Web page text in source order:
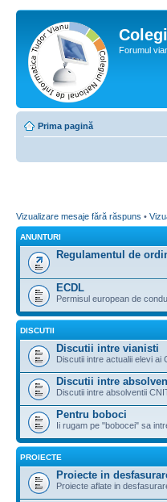
Forumul
Prima pagină
Vizualizare mesaje fără răspuns •
ANUNTURI
Regulamentul de
ECDL
Permisul european de
DISCUTII
Discutii intre vianisti
Discutii intre actualii elevi ai
Discutii intre
Discutii intre absolventii
Pentru boboci
Ii rugam pe "bobocei" sa
PROIECTE
Proiecte in
Proiecte aflate in